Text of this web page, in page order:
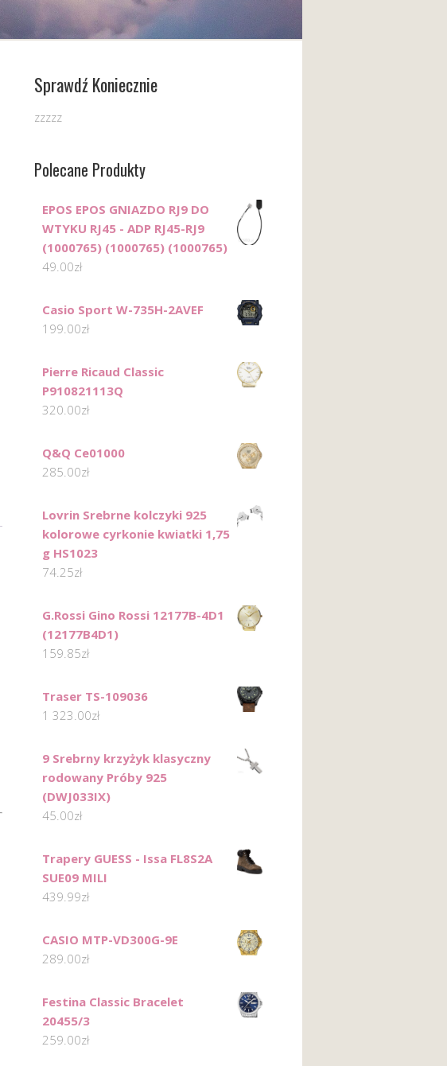
Sprawdź Koniecznie
zzzzz
Polecane Produkty
EPOS EPOS GNIAZDO RJ9 DO
WTYKU RJ45 - ADP RJ45-RJ9
(1000765) (1000765) (1000765)
49.00zł
Casio Sport W-735H-2AVEF
199.00zł
Pierre Ricaud Classic
P910821113Q
320.00zł
Q&Q Ce01000
285.00zł
Lovrin Srebrne kolczyki 925
kolorowe cyrkonie kwiatki 1,75
g HS1023
74.25zł
G.Rossi Gino Rossi 12177B-4D1
(12177B4D1)
159.85zł
Traser TS-109036
1 323.00zł
9 Srebrny krzyżyk klasyczny
rodowany Próby 925
(DWJ033IX)
45.00zł
Trapery GUESS - Issa FL8S2A
SUE09 MILI
439.99zł
CASIO MTP-VD300G-9E
289.00zł
Festina Classic Bracelet
20455/3
259.00zł